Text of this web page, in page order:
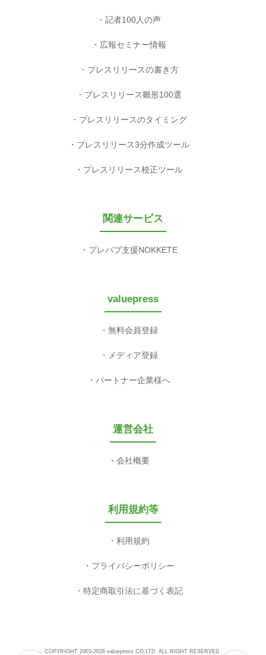
記者100人の声
広報セミナー情報
プレスリリースの書き方
プレスリリース雛形100選
プレスリリースのタイミング
プレスリリース3分作成ツール
プレスリリース校正ツール
関連サービス
プレパブ支援NOKKETE
valuepress
無料会員登録
メディア登録
パートナー企業様へ
運営会社
会社概要
利用規約等
利用規約
プライバシーポリシー
特定商取引法に基づく表記
COPYRIGHT 2003-2026 valuepress CO,LTD. ALL RIGHT RESERVED.